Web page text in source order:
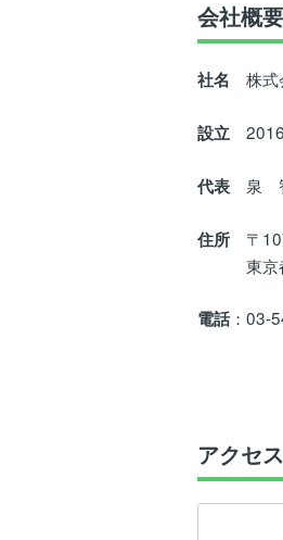
会社概要
社名 株式
設立
代表 泉
住所 〒
東京都
電話：03-
アクセス